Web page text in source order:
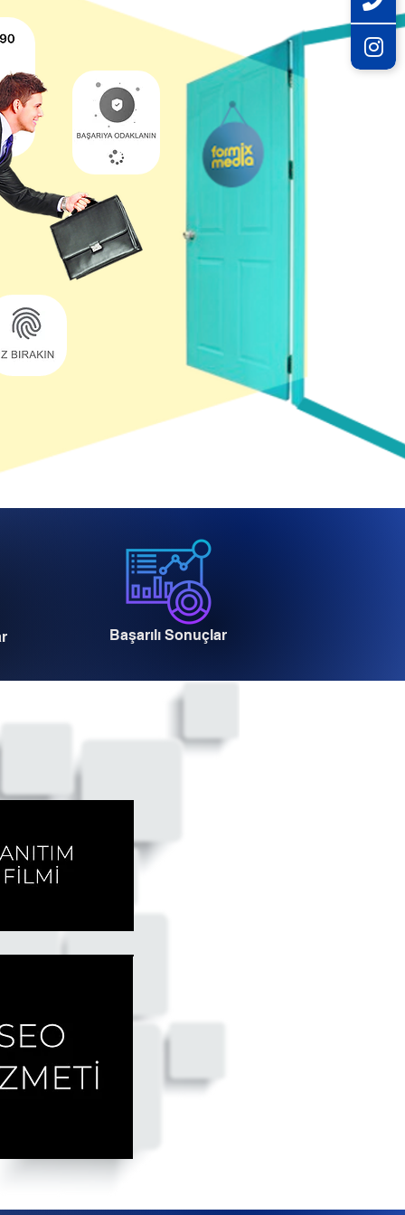
Başarılı Sonuçlar